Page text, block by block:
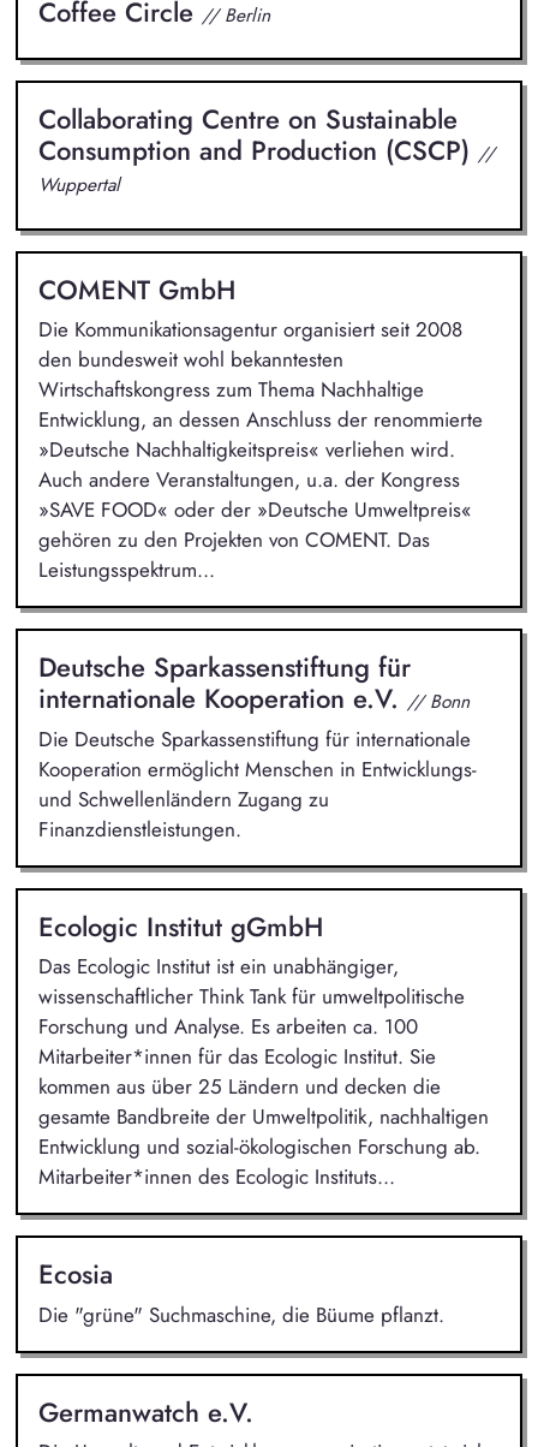
Coffee Circle // Berlin
Collaborating Centre on Sustainable
Consumption and Production (CSCP) //
Wuppertal
COMENT GmbH
Die Kommunikationsagentur organisiert seit 2008
den bundesweit wohl bekanntesten
Wirtschaftskongress zum Thema Nachhaltige
Entwicklung, an dessen Anschluss der renommierte
»Deutsche Nachhaltigkeitspreis« verliehen wird.
Auch andere Veranstaltungen, u.a. der Kongress
»SAVE FOOD« oder der »Deutsche Umweltpreis«
gehören zu den Projekten von COMENT. Das
Leistungsspektrum...
Deutsche Sparkassenstiftung für
internationale Kooperation e.V. // Bonn
Die Deutsche Sparkassenstiftung für internationale
Kooperation ermöglicht Menschen in Entwicklungs-
und Schwellenländern Zugang zu
Finanzdienstleistungen.
Ecologic Institut gGmbH
Das Ecologic Institut ist ein unabhängiger,
wissenschaftlicher Think Tank für umweltpolitische
Forschung und Analyse. Es arbeiten ca. 100
Mitarbeiter*innen für das Ecologic Institut. Sie
kommen aus über 25 Ländern und decken die
gesamte Bandbreite der Umweltpolitik, nachhaltigen
Entwicklung und sozial-ökologischen Forschung ab.
Mitarbeiter*innen des Ecologic Instituts...
Ecosia
Die "grüne" Suchmaschine, die Büume pflanzt.
Germanwatch e.V.